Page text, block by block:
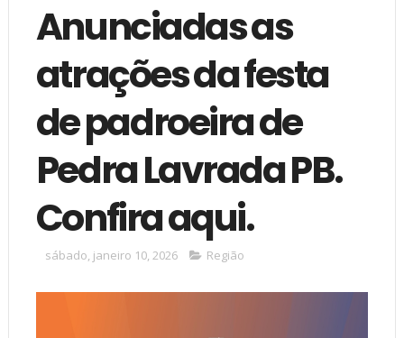
Anunciadas as
atrações da festa
de padroeira de
Pedra Lavrada PB.
Confira aqui.
sábado, janeiro 10, 2026 Região